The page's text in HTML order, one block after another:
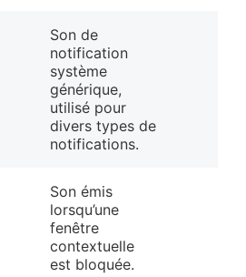
Son de
notification
système
générique,
utilisé pour
divers types de
notifications.
Son émis
lorsqu’une
fenêtre
contextuelle
est bloquée.